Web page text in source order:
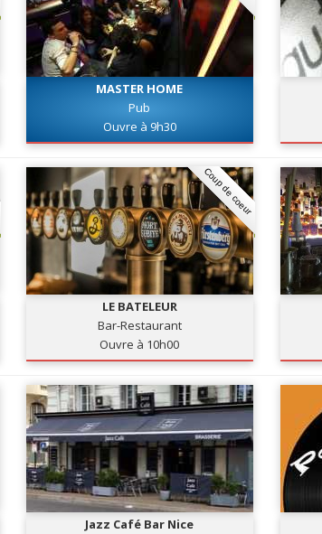
Mode,
MASTER HOME
Pub
Ouvre à 9h30
Coup de coeur
LE BATELEUR
Bar-Restaurant
Ouvre à 10h00
Jazz Café Bar Nice